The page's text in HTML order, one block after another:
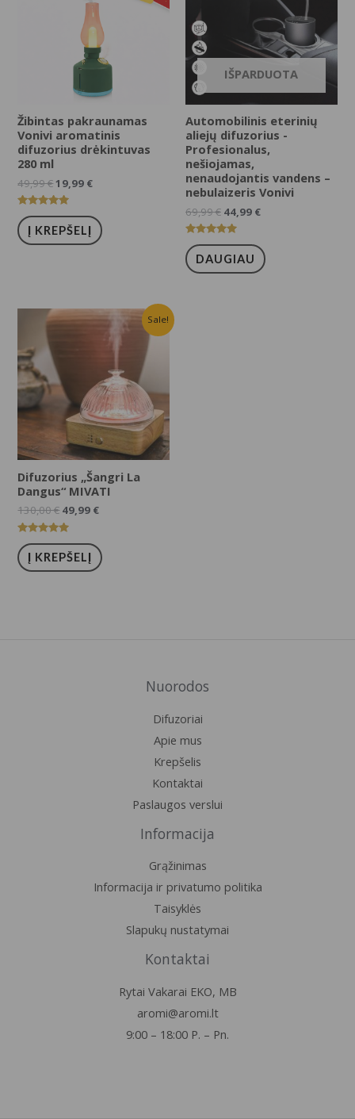
Žibintas pakraunamas
Vonivi aromatinis
difuzorius drėkintuvas
280 ml
49,99€19,99 €
Įvertinimas:
5.00
iš 5Į KREPŠELĮ
IŠPARDUOTA
Automobilinis eterinių
aliejų difuzorius -
Profesionalus,
nešiojamas,
nenaudojantis vandens –
nebulaizeris Vonivi
69,99€ 44,99 €
Įvertinimas:
5.00
iš 5DAUGIAU
Sale!
Difuzorius „Šangri La
Dangus“ MIVATI
130,00€ 49,99 €
Įvertinimas:
5.00
iš 5Į KREPŠELĮ
Nuorodos
Difuzoriai
Apie mus
Krepšelis
Kontaktai
Paslaugos verslui
Informacija
Grąžinimas
Informacija ir privatumo politika
Taisyklės
Slapukų nustatymai
Kontaktai
Rytai Vakarai EKO, MB
aromi@aromi.lt
9:00 – 18:00 P. – Pn.